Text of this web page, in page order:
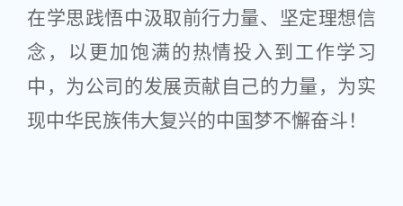
在学思践悟中汲取前行力量、坚定理想信
念，以更加饱满的热情投入到工作学习
中，为公司的发展贡献自己的力量，为实
现中华民族伟大复兴的中国梦不懈奋斗！